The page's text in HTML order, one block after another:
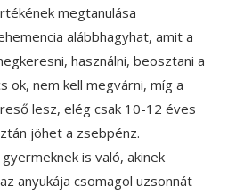
megtanulása
alábbhagyhat, amit a
használni, beosztani a
ok, nem kell megvárni, míg a
lesz, elég csak 10-12 éves
jöhet a zsebpénz.
is való, akinek
anyukája csomagol uzsonnát